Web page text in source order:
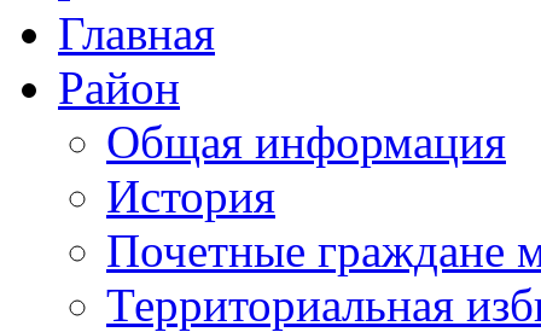
Главная
Район
Общая информация
История
Почетные граждане
Территориальная